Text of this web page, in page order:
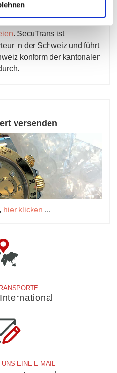
und
. SecuTrans ist
in der Schweiz und führt
konform der kantonalen
versenden
hier klicken ...
EINE E-MAIL